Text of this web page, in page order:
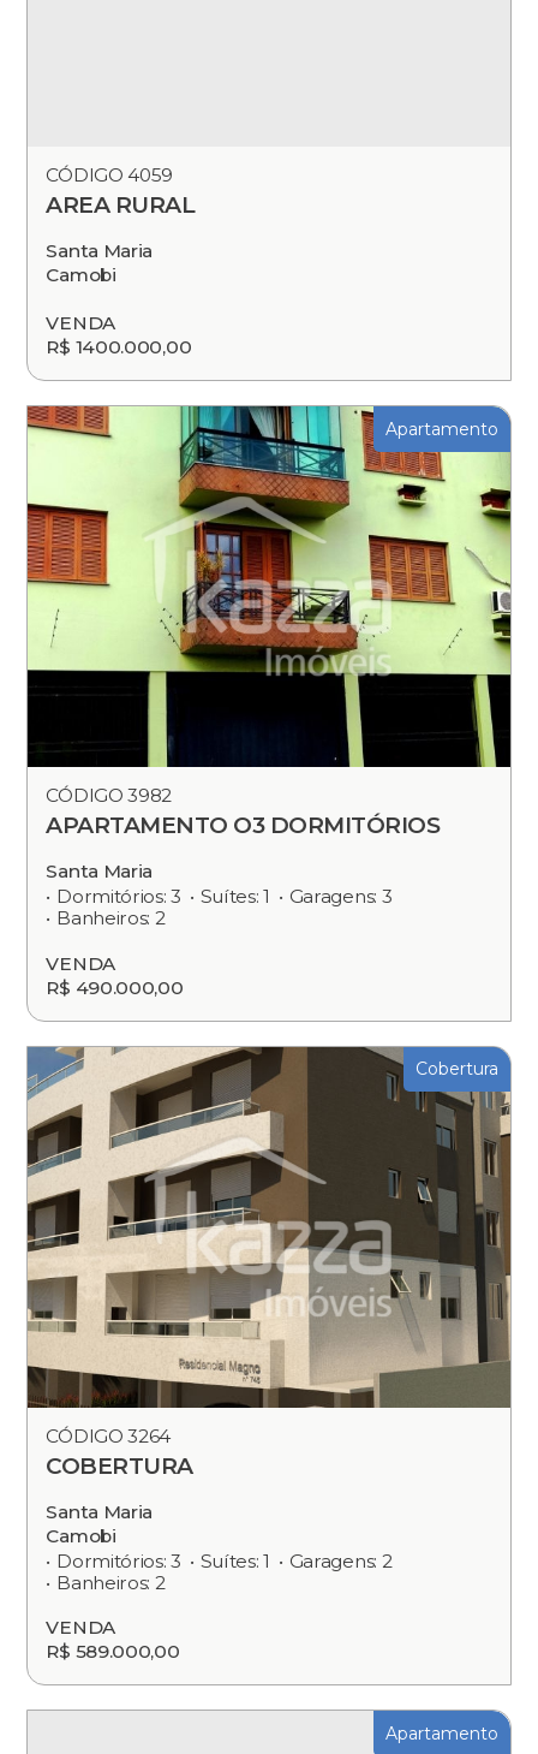
CÓDIGO 4059
AREA RURAL
Santa Maria
Camobi
VENDA
R$ 1400.000,00
Apartamento
CÓDIGO 3982
APARTAMENTO O3 DORMITÓRIOS
Santa Maria
Dormitórios: 3
Suítes: 1
Garagens: 3
Banheiros: 2
VENDA
R$ 490.000,00
Cobertura
CÓDIGO 3264
COBERTURA
Santa Maria
Camobi
Dormitórios: 3
Suítes: 1
Garagens: 2
Banheiros: 2
VENDA
R$ 589.000,00
Apartamento